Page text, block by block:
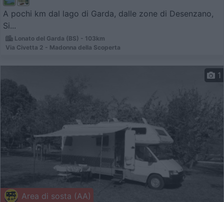
A pochi km dal lago di Garda, dalle zone di Desenzano,
Si...
Lonato del Garda (BS) - 103km
Via Civetta 2 - Madonna della Scoperta
Area di sosta (AA)
1